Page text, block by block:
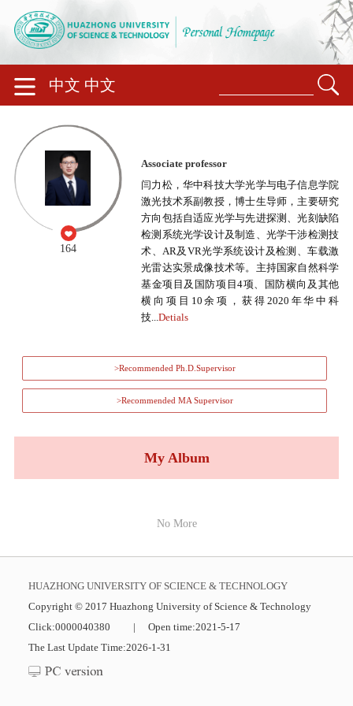
中文 中文
164
Associate professor
闫力松，华中科技大学光学与电子信息学院
激光技术系副教授，博士生导师，主要研究
方向包括自适应光学与先进探测、光刻缺陷
检测系统光学设计及制造、光学干涉检测技
术、AR及VR光学系统设计及检测、车载激
光雷达实景成像技术等。主持国家自然科学
基金项目及国防项目4项、国防横向及其他
横向项目10余项，获得2020年华中科
技...Detials
>Recommended Ph.D.Supervisor
>Recommended MA Supervisor
My Album
No More
HUAZHONG UNIVERSITY OF SCIENCE & TECHNOLOGY
Copyright © 2017 Huazhong University of Science & Technology
Click:0000040380 | Open time:2021-5-17
The Last Update Time:2026-1-31